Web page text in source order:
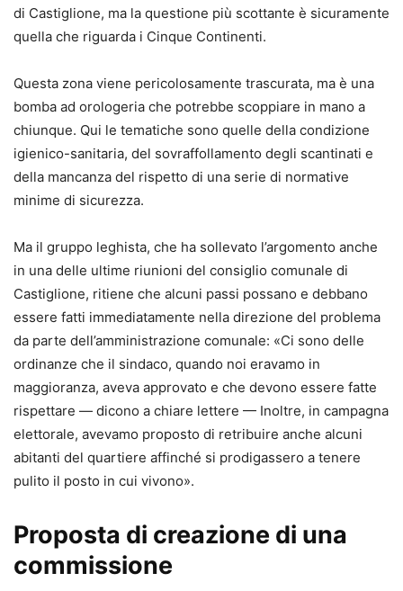
di Castiglione, ma la questione più scottante è sicuramente
quella che riguarda i Cinque Continenti.
Questa zona viene pericolosamente trascurata, ma è una
bomba ad orologeria che potrebbe scoppiare in mano a
chiunque. Qui le tematiche sono quelle della condizione
igienico-sanitaria, del sovraffollamento degli scantinati e
della mancanza del rispetto di una serie di normative
minime di sicurezza.
Ma il gruppo leghista, che ha sollevato l’argomento anche
in una delle ultime riunioni del consiglio comunale di
Castiglione, ritiene che alcuni passi possano e debbano
essere fatti immediatamente nella direzione del problema
da parte dell’amministrazione comunale: «Ci sono delle
ordinanze che il sindaco, quando noi eravamo in
maggioranza, aveva approvato e che devono essere fatte
rispettare — dicono a chiare lettere — Inoltre, in campagna
elettorale, avevamo proposto di retribuire anche alcuni
abitanti del quartiere affinché si prodigassero a tenere
pulito il posto in cui vivono».
Proposta di creazione di una
commissione